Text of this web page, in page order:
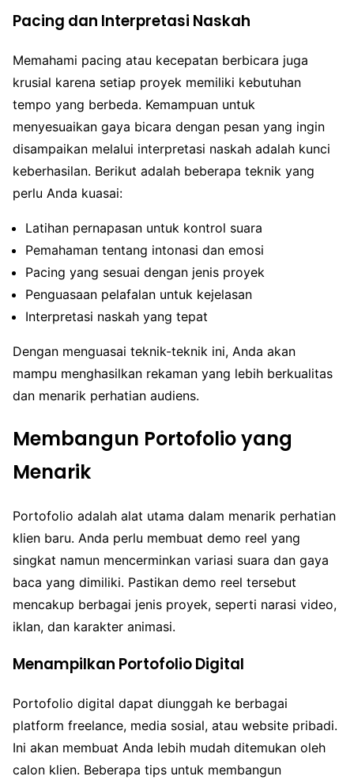
Pacing dan Interpretasi Naskah
Memahami pacing atau kecepatan berbicara juga
krusial karena setiap proyek memiliki kebutuhan
tempo yang berbeda. Kemampuan untuk
menyesuaikan gaya bicara dengan pesan yang ingin
disampaikan melalui interpretasi naskah adalah kunci
keberhasilan. Berikut adalah beberapa teknik yang
perlu Anda kuasai:
Latihan pernapasan untuk kontrol suara
Pemahaman tentang intonasi dan emosi
Pacing yang sesuai dengan jenis proyek
Penguasaan pelafalan untuk kejelasan
Interpretasi naskah yang tepat
Dengan menguasai teknik-teknik ini, Anda akan
mampu menghasilkan rekaman yang lebih berkualitas
dan menarik perhatian audiens.
Membangun Portofolio yang
Menarik
Portofolio adalah alat utama dalam menarik perhatian
klien baru. Anda perlu membuat demo reel yang
singkat namun mencerminkan variasi suara dan gaya
baca yang dimiliki. Pastikan demo reel tersebut
mencakup berbagai jenis proyek, seperti narasi video,
iklan, dan karakter animasi.
Menampilkan Portofolio Digital
Portofolio digital dapat diunggah ke berbagai
platform freelance, media sosial, atau website pribadi.
Ini akan membuat Anda lebih mudah ditemukan oleh
calon klien. Beberapa tips untuk membangun